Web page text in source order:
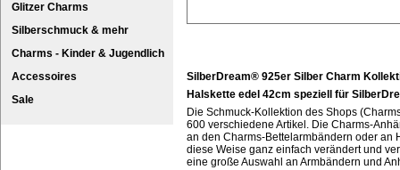
Glitzer Charms
Silberschmuck & mehr
Charms - Kinder & Jugendlich
Accessoires
Sale
SilberDream® 925er Silber Charm
Halskette edel 42cm speziell für
Die Schmuck-Kollektion des Shops
600 verschiedene Artikel. Die Charms-
an den Charms-Bettelarmbändern oder an
diese Weise ganz einfach verändert und
eine große Auswahl an Armbändern und